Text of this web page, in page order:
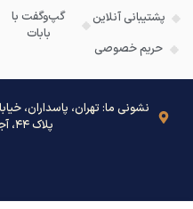
پشتیبانی آنلاین
حریم خصوصی
گپ‌وگفت با
بابات
نشونی ما: تهران، پاسداران،
پلاک ۴۴، آجیل و خشکبار بابات